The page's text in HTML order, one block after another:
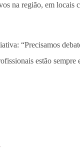
na região, em
“Precisamos
estão